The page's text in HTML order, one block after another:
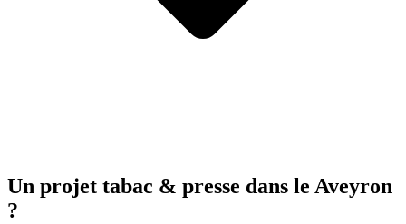
Un projet tabac & presse dans le Aveyron
?